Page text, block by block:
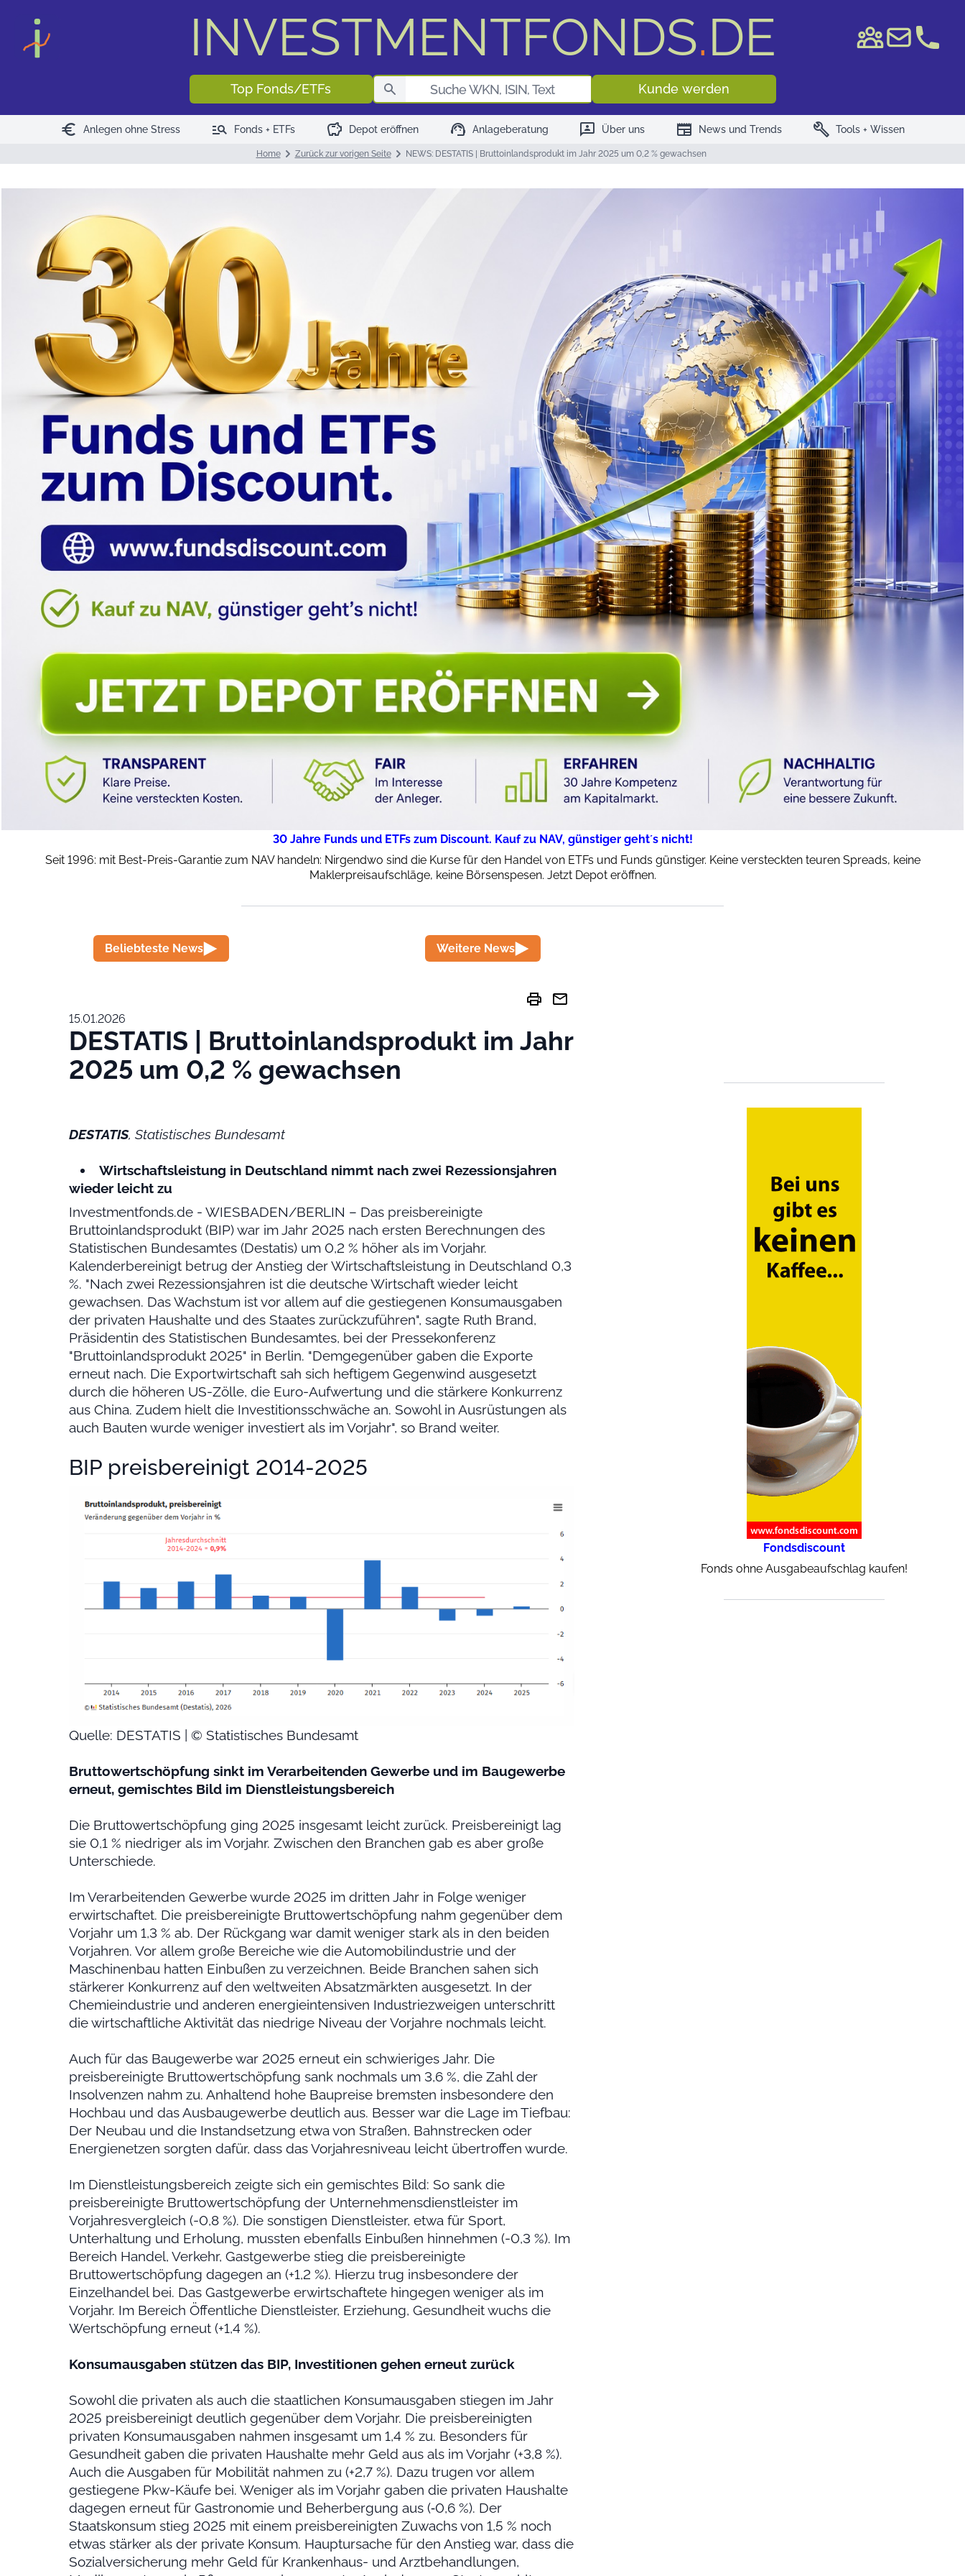
INVESTMENTFONDS.DE
Top Fonds/ETFs Fondssuche WKN/ISIN
Kunde werden
euro Anlegen ohne Stress manage_search Fonds + ETFs savings Depot eröffnen support_agent Anlageberatung 3p Über uns newspaper News und Trends build Tools + Wissen
Home Zurück zur vorigen Seite NEWS: DESTATIS | Bruttoinlandsprodukt im Jahr 2025 um 0,2 % gewachsen
30 Jahre Funds und ETFs zum Discount. Kauf zu NAV, günstiger geht´s nicht!
Seit 1996: mit Best-Preis-Garantie zum NAV handeln: Nirgendwo sind die Kurse für den Handel von ETFs und Funds günstiger. Keine versteckten teuren Spreads, keine
Maklerpreisaufschläge, keine Börsenspesen. Jetzt Depot eröffnen.
Beliebteste News Weitere News
print mail
15.01.2026
DESTATIS | Bruttoinlandsprodukt im Jahr
2025 um 0,2 % gewachsen
DESTATIS, Statistisches Bundesamt
Wirtschaftsleistung in Deutschland nimmt nach zwei Rezessionsjahren
wieder leicht zu
Investmentfonds.de - WIESBADEN/BERLIN – Das preisbereinigte
Bruttoinlandsprodukt (BIP) war im Jahr 2025 nach ersten Berechnungen des
Statistischen Bundesamtes (Destatis) um 0,2 % höher als im Vorjahr.
Kalenderbereinigt betrug der Anstieg der Wirtschaftsleistung in Deutschland 0,3
%. "Nach zwei Rezessionsjahren ist die deutsche Wirtschaft wieder leicht
gewachsen. Das Wachstum ist vor allem auf die gestiegenen Konsumausgaben
der privaten Haushalte und des Staates zurückzuführen", sagte Ruth Brand,
Präsidentin des Statistischen Bundesamtes, bei der Pressekonferenz
"Bruttoinlandsprodukt 2025" in Berlin. "Demgegenüber gaben die Exporte
erneut nach. Die Exportwirtschaft sah sich heftigem Gegenwind ausgesetzt
durch die höheren US-Zölle, die Euro-Aufwertung und die stärkere Konkurrenz
aus China. Zudem hielt die Investitionsschwäche an. Sowohl in Ausrüstungen als
auch Bauten wurde weniger investiert als im Vorjahr", so Brand weiter.
BIP preisbereinigt 2014-2025
Quelle: DESTATIS | © Statistisches Bundesamt
Bruttowertschöpfung sinkt im Verarbeitenden Gewerbe und im Baugewerbe
erneut, gemischtes Bild im Dienstleistungsbereich
Die Bruttowertschöpfung ging 2025 insgesamt leicht zurück. Preisbereinigt lag
sie 0,1 % niedriger als im Vorjahr. Zwischen den Branchen gab es aber große
Unterschiede.
Im Verarbeitenden Gewerbe wurde 2025 im dritten Jahr in Folge weniger
erwirtschaftet. Die preisbereinigte Bruttowertschöpfung nahm gegenüber dem
Vorjahr um 1,3 % ab. Der Rückgang war damit weniger stark als in den beiden
Vorjahren. Vor allem große Bereiche wie die Automobilindustrie und der
Maschinenbau hatten Einbußen zu verzeichnen. Beide Branchen sahen sich
stärkerer Konkurrenz auf den weltweiten Absatzmärkten ausgesetzt. In der
Chemieindustrie und anderen energieintensiven Industriezweigen unterschritt
die wirtschaftliche Aktivität das niedrige Niveau der Vorjahre nochmals leicht.
Auch für das Baugewerbe war 2025 erneut ein schwieriges Jahr. Die
preisbereinigte Bruttowertschöpfung sank nochmals um 3,6 %, die Zahl der
Insolvenzen nahm zu. Anhaltend hohe Baupreise bremsten insbesondere den
Hochbau und das Ausbaugewerbe deutlich aus. Besser war die Lage im Tiefbau:
Der Neubau und die Instandsetzung etwa von Straßen, Bahnstrecken oder
Energienetzen sorgten dafür, dass das Vorjahresniveau leicht übertroffen wurde.
Im Dienstleistungsbereich zeigte sich ein gemischtes Bild: So sank die
preisbereinigte Bruttowertschöpfung der Unternehmensdienstleister im
Vorjahresvergleich (-0,8 %). Die sonstigen Dienstleister, etwa für Sport,
Unterhaltung und Erholung, mussten ebenfalls Einbußen hinnehmen (-0,3 %). Im
Bereich Handel, Verkehr, Gastgewerbe stieg die preisbereinigte
Bruttowertschöpfung dagegen an (+1,2 %). Hierzu trug insbesondere der
Einzelhandel bei. Das Gastgewerbe erwirtschaftete hingegen weniger als im
Vorjahr. Im Bereich Öffentliche Dienstleister, Erziehung, Gesundheit wuchs die
Wertschöpfung erneut (+1,4 %).
Konsumausgaben stützen das BIP, Investitionen gehen erneut zurück
Sowohl die privaten als auch die staatlichen Konsumausgaben stiegen im Jahr
2025 preisbereinigt deutlich gegenüber dem Vorjahr. Die preisbereinigten
privaten Konsumausgaben nahmen insgesamt um 1,4 % zu. Besonders für
Gesundheit gaben die privaten Haushalte mehr Geld aus als im Vorjahr (+3,8 %).
Auch die Ausgaben für Mobilität nahmen zu (+2,7 %). Dazu trugen vor allem
gestiegene Pkw-Käufe bei. Weniger als im Vorjahr gaben die privaten Haushalte
dagegen erneut für Gastronomie und Beherbergung aus (‑0,6 %). Der
Staatskonsum stieg 2025 mit einem preisbereinigten Zuwachs von 1,5 % noch
etwas stärker als der private Konsum. Hauptursache für den Anstieg war, dass die
Sozialversicherung mehr Geld für Krankenhaus- und Arztbehandlungen,
Fondsdiscount
Fonds ohne Ausgabeaufschlag kaufen!